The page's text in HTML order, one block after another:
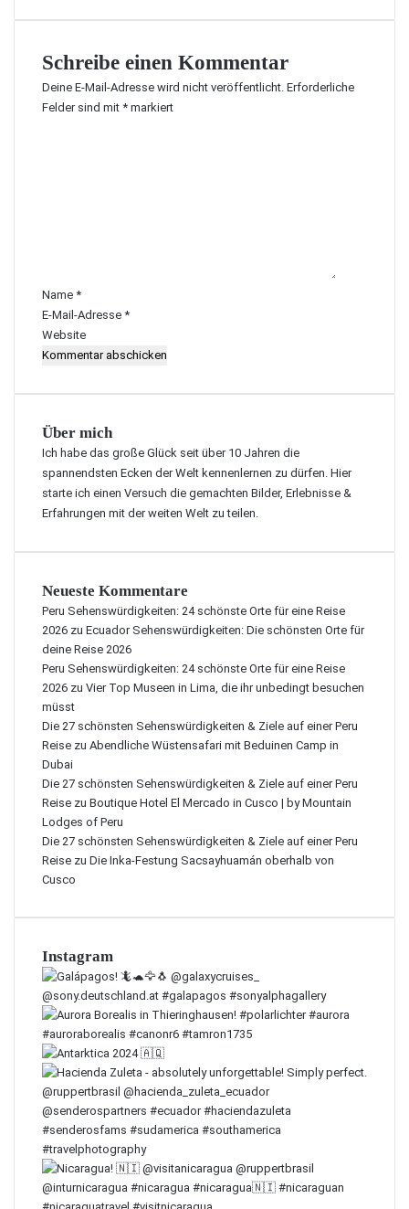
Schreibe einen Kommentar
Deine E-Mail-Adresse wird nicht veröffentlicht. Erforderliche
Felder sind mit * markiert
r
*
Name *
E-Mail-Adresse *
Website
Über mich
Ich habe das große Glück seit über 10 Jahren die
spannendsten Ecken der Welt kennenlernen zu dürfen. Hier
starte ich einen Versuch die gemachten Bilder, Erlebnisse &
Erfahrungen mit der weiten Welt zu teilen.
Neueste Kommentare
Peru Sehenswürdigkeiten: 24 schönste Orte für eine Reise
2026 zu Ecuador Sehenswürdigkeiten: Die schönsten Orte für
deine Reise 2026
Peru Sehenswürdigkeiten: 24 schönste Orte für eine Reise
2026 zu Vier Top Museen in Lima, die ihr unbedingt besuchen
müsst
Die 27 schönsten Sehenswürdigkeiten & Ziele auf einer Peru
Reise zu Abendliche Wüstensafari mit Beduinen Camp in
Dubai
Die 27 schönsten Sehenswürdigkeiten & Ziele auf einer Peru
Reise zu Boutique Hotel El Mercado in Cusco | by Mountain
Lodges of Peru
Die 27 schönsten Sehenswürdigkeiten & Ziele auf einer Peru
Reise zu Die Inka-Festung Sacsayhuamán oberhalb von
Cusco
Instagram